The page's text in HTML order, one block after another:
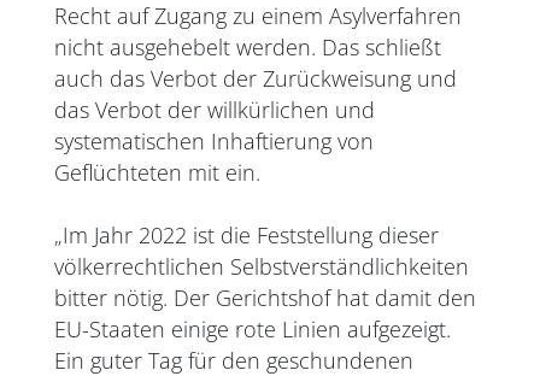
Recht auf Zugang zu einem Asylverfahren
nicht ausgehebelt werden. Das schließt
auch das Verbot der Zurückweisung und
das Verbot der willkürlichen und
systematischen Inhaftierung von
Geflüchteten mit ein.
„Im Jahr 2022 ist die Feststellung dieser
völkerrechtlichen Selbstverständlichkeiten
bitter nötig. Der Gerichtshof hat damit den
EU-Staaten einige rote Linien aufgezeigt.
Ein guter Tag für den geschundenen